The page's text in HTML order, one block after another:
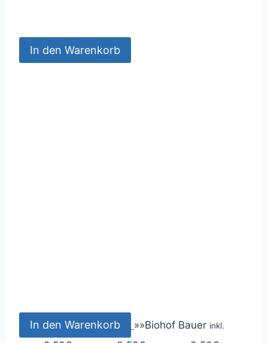
In den Warenkorb
In den Warenkorb »»Biohof Bauer inkl.